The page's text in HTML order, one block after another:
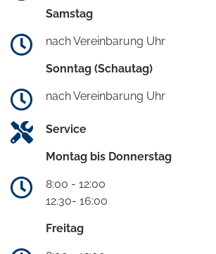
Samstag
nach Vereinbarung Uhr
Sonntag (Schautag)
nach Vereinbarung Uhr
Service
Montag bis Donnerstag
8:00 - 12:00
12.30- 16:00
Freitag